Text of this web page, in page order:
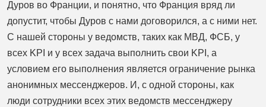
Дуров во Франции, и понятно, что Франция вряд ли
допустит, чтобы Дуров с нами договорился, а с ними нет.
С нашей стороны у ведомств, таких как МВД, ФСБ, у
всех KPI и у всех задача выполнить свои KPI, а
условием его выполнения является ограничение рынка
анонимных мессенджеров. И, с одной стороны, как
люди сотрудники всех этих ведомств мессенджеру